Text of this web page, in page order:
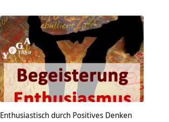
Enthusiastisch durch Positives Denken